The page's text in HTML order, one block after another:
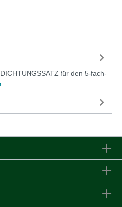
für den 5-fach-